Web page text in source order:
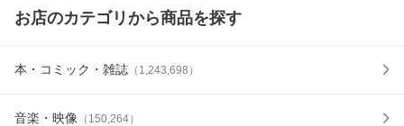
お店のカテゴリから商品を探す
本・コミック・雑誌 （ 1,243,698 ）
音楽・映像 （ 150,264）